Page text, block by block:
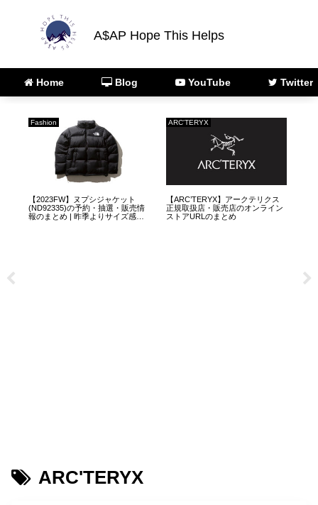
A$AP Hope This Helps
Home Blog YouTube Twitter
Fashion
【2023FW】ヌプシジャケット
(ND92335)の予約・抽選・販売情
報のまとめ | 昨季よりサイズ感が
ARC'TERYX
【ARC’TERYX】アークテリクス
正規取扱店・販売店のオンライン
ストアURLのまとめ
ARC'TERYX